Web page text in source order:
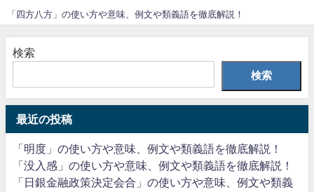
「四方八方」の使い方や意味、例文や類義語を徹底解説！
検索
検索
最近の投稿
「明度」の使い方や意味、例文や類義語を徹底解説！
「没入感」の使い方や意味、例文や類義語を徹底解説！
「日銀金融政策決定会合」の使い方や意味、例文や類義